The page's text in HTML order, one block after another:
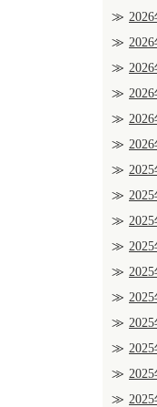
2026
2026
2026
2026
2026
2026
2025
2025
2025
2025
2025
2025
2025
2025
2025
2025